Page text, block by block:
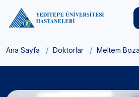
Ana Sayfa Doktorlar Meltem